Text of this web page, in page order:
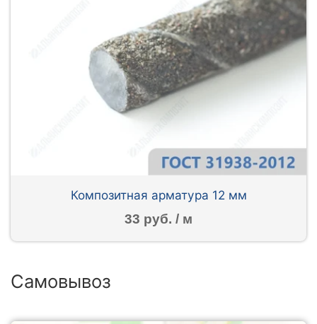
Композитная арматура 12 мм
33 руб. / м
Самовывоз